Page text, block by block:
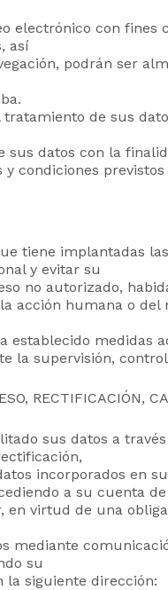
electrónico con
así
podrán ser
tratamiento de sus
datos con la
condiciones
tiene implantadas
y evitar su
no autorizado,
acción humana o
establecido
la supervisión,
RECTIFICACIÓN,
sus datos a
incorporados en
a su cuenta
en virtud de una
mediante
su
la siguiente dirección: